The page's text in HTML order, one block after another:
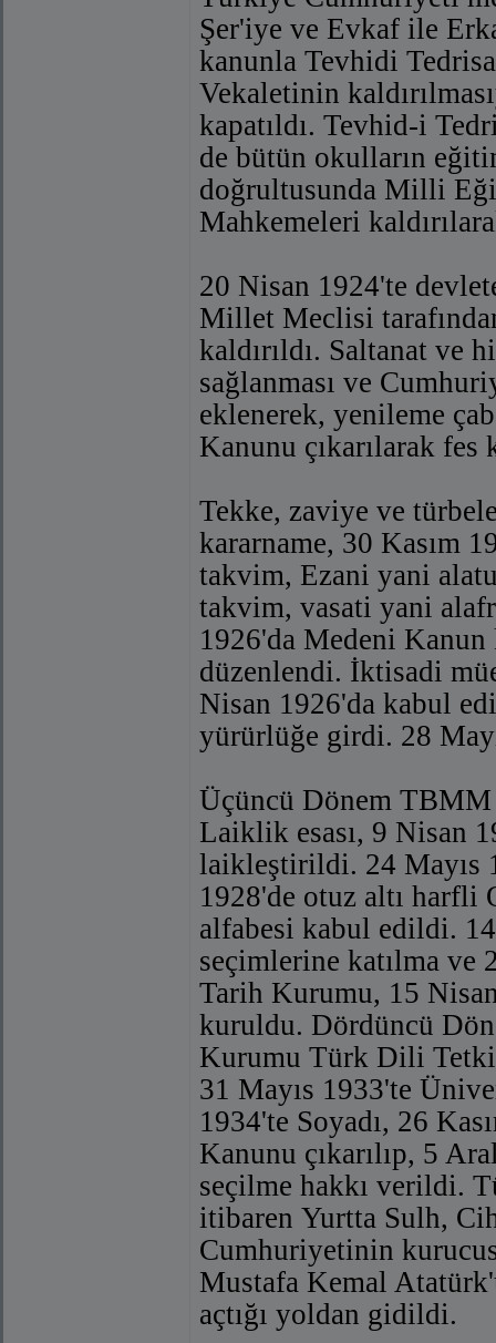
Şer'iye ve Evkaf ile
kanunla Tevhidi
Vekaletinin
kapatıldı. Tevhid-i
de bütün okulların
doğrultusunda Milli
Mahkemeleri
20 Nisan 1924'te
Millet Meclisi
kaldırıldı. Saltanat ve
sağlanması ve
eklenerek, yenileme
Kanunu çıkarılarak fes
Tekke, zaviye ve
kararname, 30 Kasım
takvim, Ezani yani
takvim, vasati yani
1926'da Medeni
düzenlendi. İktisadi
Nisan 1926'da kabul
yürürlüğe girdi. 28
Üçüncü Dönem TBMM
Laiklik esası, 9 Nisan
laikleştirildi. 24 Mayıs
1928'de otuz altı harfli
alfabesi kabul edildi.
seçimlerine katılma ve
Tarih Kurumu, 15
kuruldu. Dördüncü
Kurumu Türk Dili
31 Mayıs 1933'te
1934'te Soyadı, 26
Kanunu çıkarılıp, 5
seçilme hakkı verildi.
itibaren Yurtta Sulh,
Cumhuriyetinin
Mustafa Kemal
açtığı yoldan gidildi.